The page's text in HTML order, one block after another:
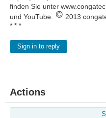
finden Sie unter
und YouTube.
2013
* * *
Sign in to reply
Actions